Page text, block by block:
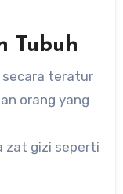
Tubuh
secara teratur
orang yang
zat gizi seperti